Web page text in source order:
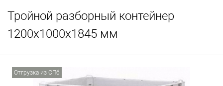
Тройной разборный контейнер
1200х1000х1845 мм
Отгрузка из СПб